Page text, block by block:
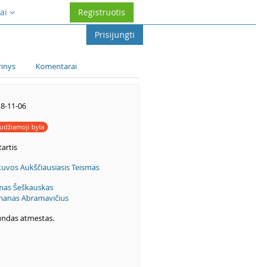
Registruotis
Prisijungti
Komentarai
11-06
byla
Aukščiausiasis Teismas
Šeškauskas
Abramavičius
atmestas.